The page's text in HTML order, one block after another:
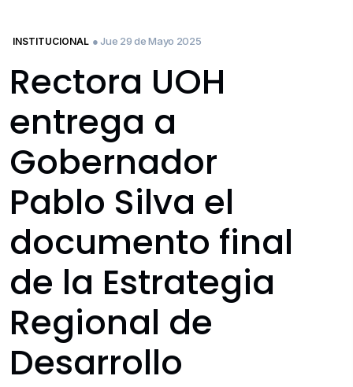
INSTITUCIONAL ● Jue 29 de Mayo 2025
Rectora UOH
entrega a
Gobernador
Pablo Silva el
documento final
de la Estrategia
Regional de
Desarrollo